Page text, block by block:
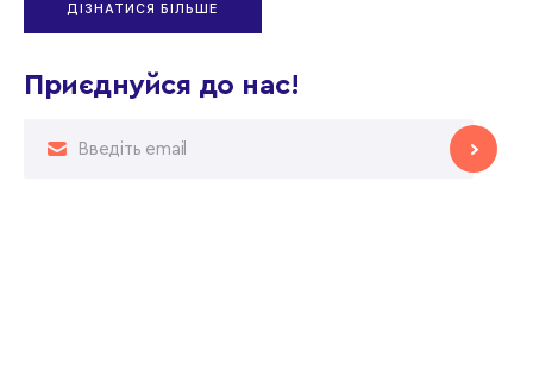
ДІЗНАТИСЯ БІЛЬШЕ
Приєднуйся до нас!